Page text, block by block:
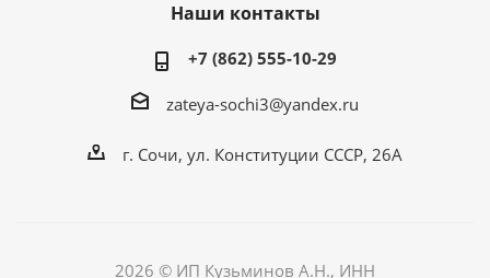
Наши контакты
+7 (862) 555-10-29
zateya-sochi3@yandex.ru
г. Сочи, ул. Конституции СССР, 26А
2026 © ИП Кузьминов А.Н., ИНН